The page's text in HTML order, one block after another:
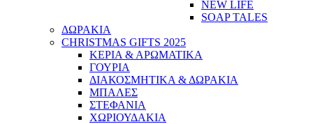
NEW LIFE
SOAP TALES
ΔΩΡΑΚΙΑ
CHRISTMAS GIFTS 2025
ΚΕΡΙΑ & ΑΡΩΜΑΤΙΚΑ
ΓΟΥΡΙΑ
ΔΙΑΚΟΣΜΗΤΙΚΑ & ΔΩΡΑΚΙΑ
ΜΠΑΛΕΣ
ΣΤΕΦΑΝΙΑ
ΧΩΡΙΟΥΔΑΚΙΑ